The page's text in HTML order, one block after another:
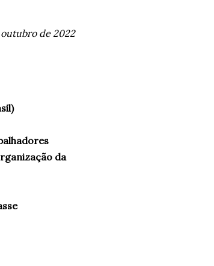
outubro de 2022
da